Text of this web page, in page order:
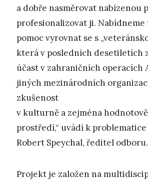
a dobře nasměrovat nabízenou
profesionalizovat ji.
pomoc vyrovnat se s
která v posledních desetiletích
účast v zahraničních operacích
jiných mezinárodních
zkušenost
v kulturně a zejména
prostředí,“ uvádí k
Robert Speychal, ředitel odboru.
Projekt je založen na